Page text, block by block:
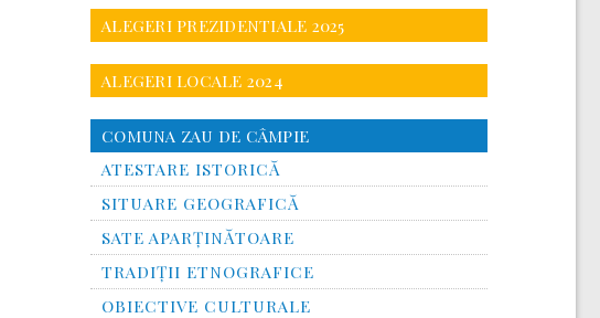
ALEGERI PREZIDENTIALE 2025
ALEGERI LOCALE 2024
COMUNA ZAU DE CÂMPIE
ATESTARE ISTORICĂ
SITUARE GEOGRAFICĂ
SATE APARȚINĂTOARE
TRADIȚII ETNOGRAFICE
OBIECTIVE CULTURALE